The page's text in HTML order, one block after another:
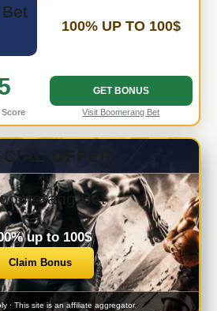
100% UP TO 100$
GET BONUS
Visit Boomerang Bet
OFFER
up to 100$
Claim Bonus
· This site is an affiliate aggregator.